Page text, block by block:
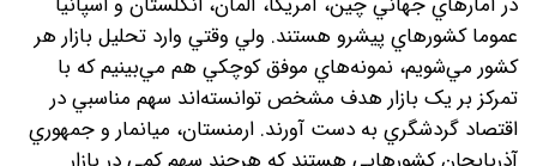
عموما کشورهاي پيشرو هستند. ولي وقتي وارد تحليل بازار هر
کشور مي‌شويم، نمونه‌هاي موفق کوچکي هم مي‌بينيم که با
تمرکز بر يک بازار هدف مشخص توانسته‌‌اند سهم مناسبي در
اقتصاد گردشگري به دست آورند. ارمنستان، ميانمار و جمهوري